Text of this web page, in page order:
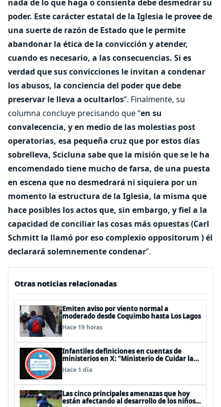
nada de lo que haga o consienta debe desmedrar su
poder. Este carácter estatal de la Iglesia le provee de
una suerte de razón de Estado que le permite
abandonar la ética de la convicción y atender,
cuando es necesario, a las consecuencias. Si es
verdad que sus convicciones le invitan a condenar
los abusos, la conciencia del poder que debe
preservar le lleva a ocultarlos”. Finalmente, su
columna concluye precisando que “en su
convalecencia, y en medio de las molestias post
operatorias, esa pequeña cruz que por estos días
sobrelleva, Scicluna sabe que la misión que se le ha
encomendado tiene mucho de farsa, de una puesta
en escena que no desmedrará ni siquiera por un
momento la estructura de la Iglesia, la misma que
hace posibles los actos que, sin embargo, y fiel a la
capacidad de conciliar las cosas más opuestas (Carl
Schmitt la llamó por eso complexio oppositorum ) él
declarará solemnemente condenar”.
Otras noticias relacionadas
Emiten aviso por viento normal a
moderado desde Coquimbo hasta Los Lagos
Hace 19 horas
Infantiles definiciones en cuentas de
ministerios en X: "Ministerio de Cuidar la
Plata", "Ministerio de la amistad..."
Hace 1 día
Las cinco principales amenazas que hoy
están afectando al desarrollo de los niños